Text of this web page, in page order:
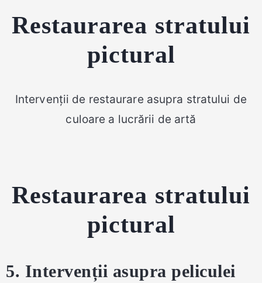
Restaurarea stratului
pictural
Intervenții de restaurare asupra stratului de
culoare a lucrării de artă
Restaurarea stratului
pictural
5. Intervenții asupra peliculei